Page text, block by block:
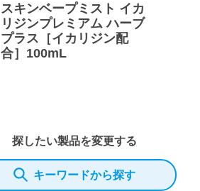
スキンベープミスト イカ
リジンプレミアム ハーブ
プラス［イカリジン配
合］100mL
探したい製品を変更する
キーワードから探す